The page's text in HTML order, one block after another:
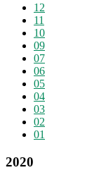
12
11
10
09
07
06
05
04
03
02
01
2020